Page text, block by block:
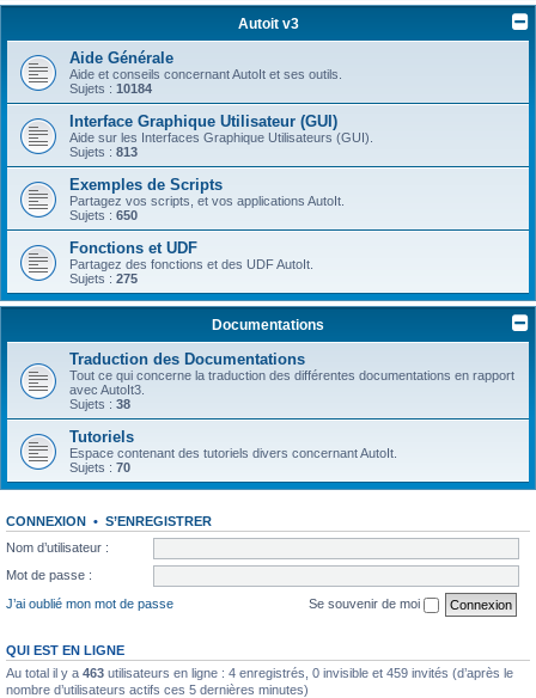
Autoit v3
Aide Générale
Aide et conseils concernant AutoIt et ses outils.
Sujets : 10184
Interface Graphique Utilisateur (GUI)
Aide sur les Interfaces Graphique Utilisateurs (GUI).
Sujets : 813
Exemples de Scripts
Partagez vos scripts, et vos applications AutoIt.
Sujets : 650
Fonctions et UDF
Partagez des fonctions et des UDF AutoIt.
Sujets : 275
Documentations
Traduction des Documentations
Tout ce qui concerne la traduction des différentes documentations en rapport
avec AutoIt3.
Sujets : 38
Tutoriels
Espace contenant des tutoriels divers concernant AutoIt.
Sujets : 70
CONNEXION • S’ENREGISTRER
Nom d’utilisateur :
Mot de passe :
J’ai oublié mon mot de passe
Se souvenir de moi
QUI EST EN LIGNE
Au total il y a 463 utilisateurs en ligne : 4 enregistrés, 0 invisible et 459 invités (d’après le
nombre d’utilisateurs actifs ces 5 dernières minutes)